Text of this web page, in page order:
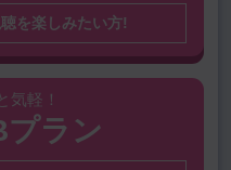
を楽しみたい方!
気軽！
プラン